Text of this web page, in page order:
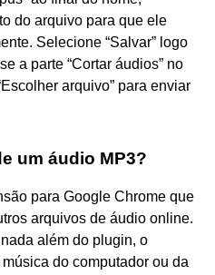
do arquivo para que ele
Selecione “Salvar” logo
a parte “Cortar áudios” no
arquivo” para enviar
um áudio MP3?
para Google Chrome que
arquivos de áudio online.
além do plugin, o
do computador ou da